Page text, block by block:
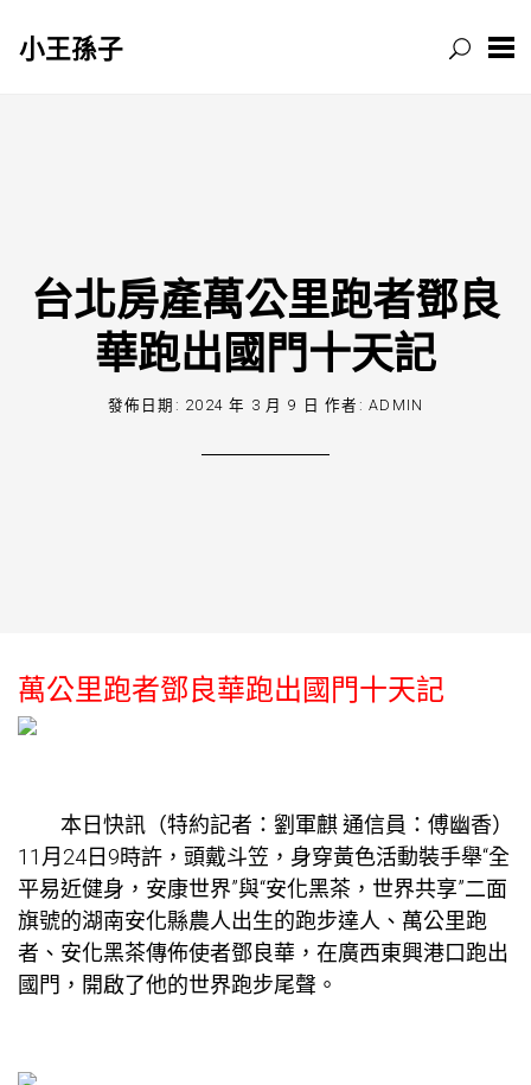
小王孫子
台北房產萬公里跑者鄧良
華跑出國門十天記
發佈日期: 2024 年 3 月 9 日 作者:ADMIN
萬公里跑者鄧良華跑出國門十天記
本日快訊（特約記者：劉軍麒 通信員：傅幽香）
11月24日9時許，頭戴斗笠，身穿黃色活動裝手舉“全
平易近健身，安康世界”與“安化黑茶，世界共享”二面
旗號的湖南安化縣農人出生的跑步達人、萬公里跑
者、安化黑茶傳佈使者鄧良華，在廣西東興港口跑出
國門，開啟了他的世界跑步尾聲。